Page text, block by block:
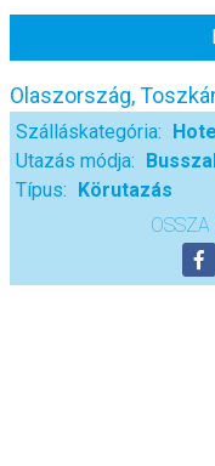
Olaszország,
Szálláskategória:
Utazás módja:
Típus: Körutazás